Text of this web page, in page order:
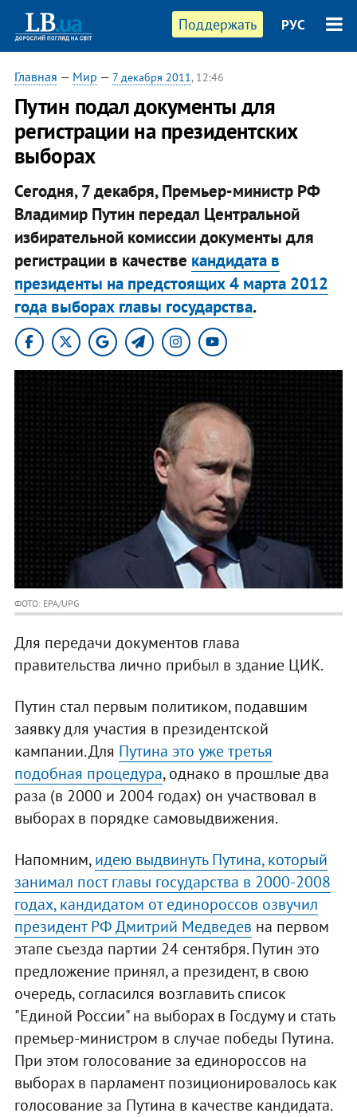
Поддержать РУС
Главная — Мир — 7 декабря 2011, 12:46
Путин подал документы для
регистрации на президентских
выборах
Сегодня, 7 декабря, Премьер-министр РФ
Владимир Путин передал Центральной
избирательной комиссии документы для
регистрации в качестве кандидата в
президенты на предстоящих 4 марта 2012
года выборах главы государства.
ФОТО: EPA/UPG
Для передачи документов глава
правительства лично прибыл в здание ЦИК.
Путин стал первым политиком, подавшим
заявку для участия в президентской
кампании. Для Путина это уже третья
подобная процедура, однако в прошлые два
раза (в 2000 и 2004 годах) он участвовал в
выборах в порядке самовыдвижения.
Напомним,идею выдвинуть Путина, который
занимал пост главы государства в 2000-2008
годах, кандидатом от единороссов озвучил
президент РФ Дмитрий Медведев на первом
этапе съезда партии 24 сентября. Путин это
предложение принял, а президент, в свою
очередь, согласился возглавить список
"Единой России" на выборах в Госдуму и стать
премьер-министром в случае победы Путина.
При этом голосование за единороссов на
выборах в парламент позиционировалось как
голосование за Путина в качестве кандидата.